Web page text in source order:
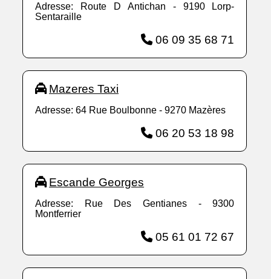
Adresse: Route D Antichan - 9190 Lorp-
Sentaraille
06 09 35 68 71
Mazeres Taxi
Adresse: 64 Rue Boulbonne - 9270 Mazères
06 20 53 18 98
Escande Georges
Adresse: Rue Des Gentianes - 9300
Montferrier
05 61 01 72 67